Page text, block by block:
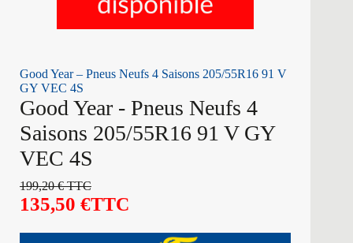
Good Year – Pneus Neufs 4 Saisons 205/55R16 91 V
GY VEC 4S
Good Year - Pneus Neufs 4
Saisons 205/55R16 91 V GY
VEC 4S
199,20€TTC
135,50 €TTC